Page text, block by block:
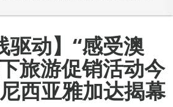
驱动】“感受澳
旅游促销活动今
西亚雅加达揭幕